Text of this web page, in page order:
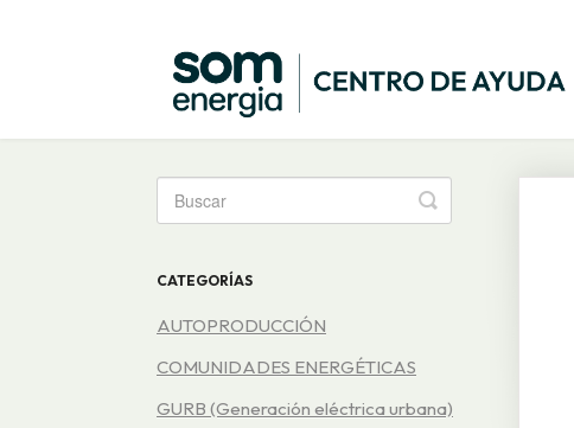
Toggle
Search
CATEGORÍAS
AUTOPRODUCCIÓN
COMUNIDADES ENERGÉTICAS
GURB (Generación eléctrica urbana)